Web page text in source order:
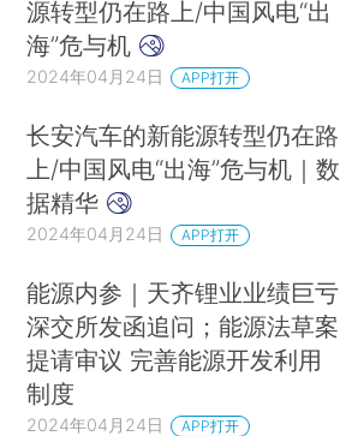
源转型仍在路上/中国风电“出
海”危与机
2024年04月24日 APP打开
长安汽车的新能源转型仍在路
上/中国风电“出海”危与机｜数
据精华
2024年04月24日 APP打开
能源内参｜天齐锂业业绩巨亏
深交所发函追问；能源法草案
提请审议 完善能源开发利用
制度
2024年04月24日 APP打开